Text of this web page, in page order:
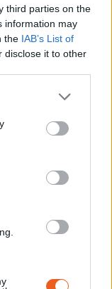
third parties on the
information may
the IAB’s List of
disclose it to other
mois la
du
ressources
votre visite,